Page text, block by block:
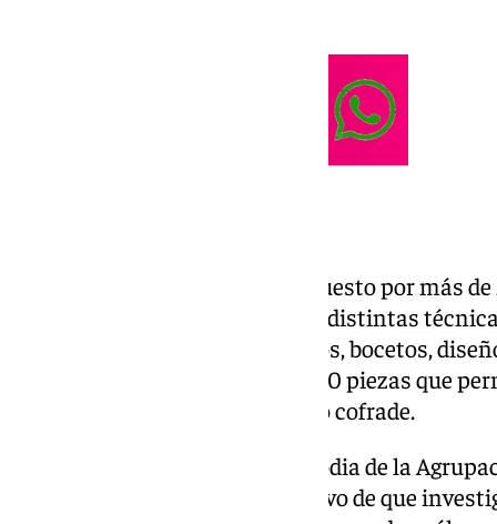
El fondo depositado está compuesto por más
realizados entre 1982 y 2025 en distintas
560 reproducciones de proyectos, bocetos,
total, un conjunto de más de 800 piezas que
trabajo vinculado al patrimonio cofrade.
El archivo quedará bajo la custodia de la
consulta y estudio, con el objetivo de que